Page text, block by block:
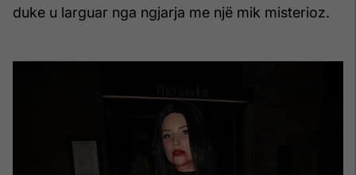
duke u larguar nga ngjarja me një mik misterioz.